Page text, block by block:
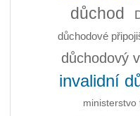
důchod
důchodové
důchodový
invalidní
ministerstvo